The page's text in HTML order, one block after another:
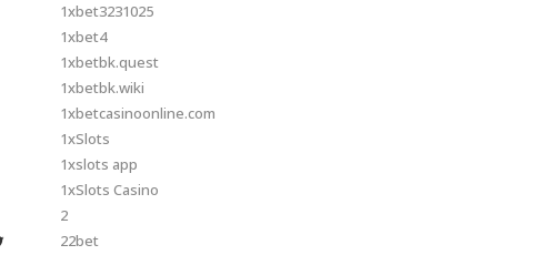
1xbet3231025
1xbet4
1xbetbk.quest
1xbetbk.wiki
1xbetcasinoonline.com
1xSlots
1xslots app
1xSlots Casino
2
22bet